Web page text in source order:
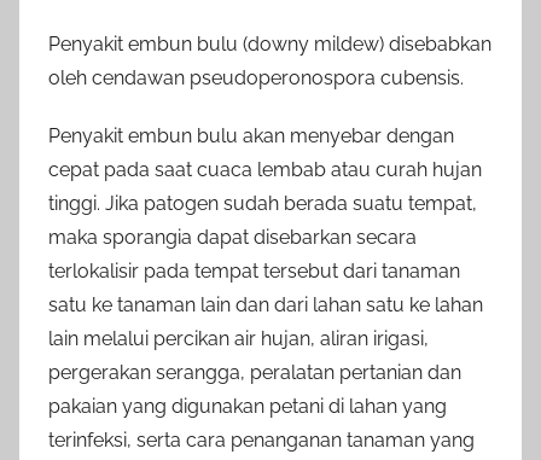
Penyakit embun bulu (downy mildew) disebabkan
oleh cendawan pseudoperonospora cubensis.
Penyakit embun bulu akan menyebar dengan
cepat pada saat cuaca lembab atau curah hujan
tinggi. Jika patogen sudah berada suatu tempat,
maka sporangia dapat disebarkan secara
terlokalisir pada tempat tersebut dari tanaman
satu ke tanaman lain dan dari lahan satu ke lahan
lain melalui percikan air hujan, aliran irigasi,
pergerakan serangga, peralatan pertanian dan
pakaian yang digunakan petani di lahan yang
terinfeksi, serta cara penanganan tanaman yang